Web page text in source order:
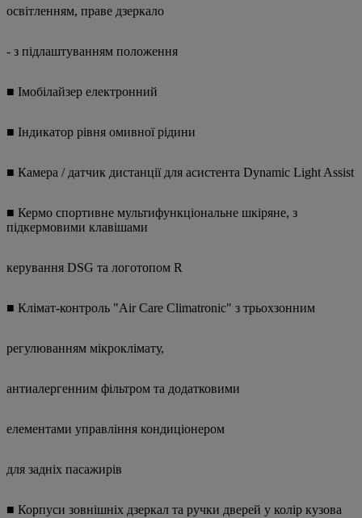
освітленням, праве дзеркало
- з підлаштуванням положення
■ Імобілайзер електронний
■ Індикатор рівня омивної рідини
■ Камера / датчик дистанції для асистента Dynamic Light Assist
■ Кермо спортивне мультифункціональне шкіряне, з
підкермовими клавішами
керування DSG та логотопом R
■ Клімат-контроль "Air Care Climatronic" з трьохзонним
регулюванням мікроклімату,
антиалергенним фільтром та додатковими
елементами управління кондиціонером
для задніх пасажирів
■ Корпуси зовнішніх дзеркал та ручки дверей у колір кузова